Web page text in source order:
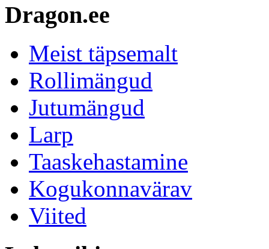
Dragon.ee
Meist täpsemalt
Rollimängud
Jutumängud
Larp
Taaskehastamine
Kogukonnavärav
Viited